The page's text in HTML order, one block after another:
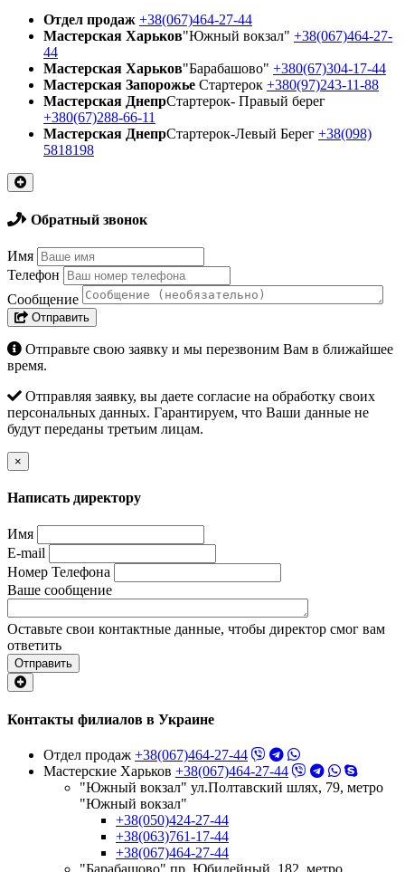
Отдел продаж +38(067)464-27-44
Мастерская Харьков"Южный вокзал" +38(067)464-27-
44
Мастерская Харьков"Барабашово" +380(67)304-17-44
Мастерская Запорожье Стартерок +380(97)243-11-88
Мастерская ДнепрСтартерок- Правый берег
+380(67)288-66-11
Мастерская ДнепрСтартерок-Левый Берег +38(098)
5818198
Обратный звонок
Имя
Телефон
Сообщение
Отправить
Отправьте свою заявку и мы перезвоним Вам в ближайшее
время.
Отправляя заявку, вы даете согласие на обработку своих
персональных данных. Гарантируем, что Ваши данные не
будут переданы третьим лицам.
×
Написать директору
Имя
E-mail
Номер Телефона
Ваше сообщение
Оставьте свои контактные данные, чтобы директор смог вам
ответить
Отправить
Контакты филиалов в Украине
Отдел продаж +38(067)464-27-44
Мастерские Харьков +38(067)464-27-44
"Южный вокзал" ул.Полтавский шлях, 79, метро
"Южный вокзал"
+38(050)424-27-44
+38(063)761-17-44
+38(067)464-27-44
"Барабашово" пр. Юбилейный, 182, метро